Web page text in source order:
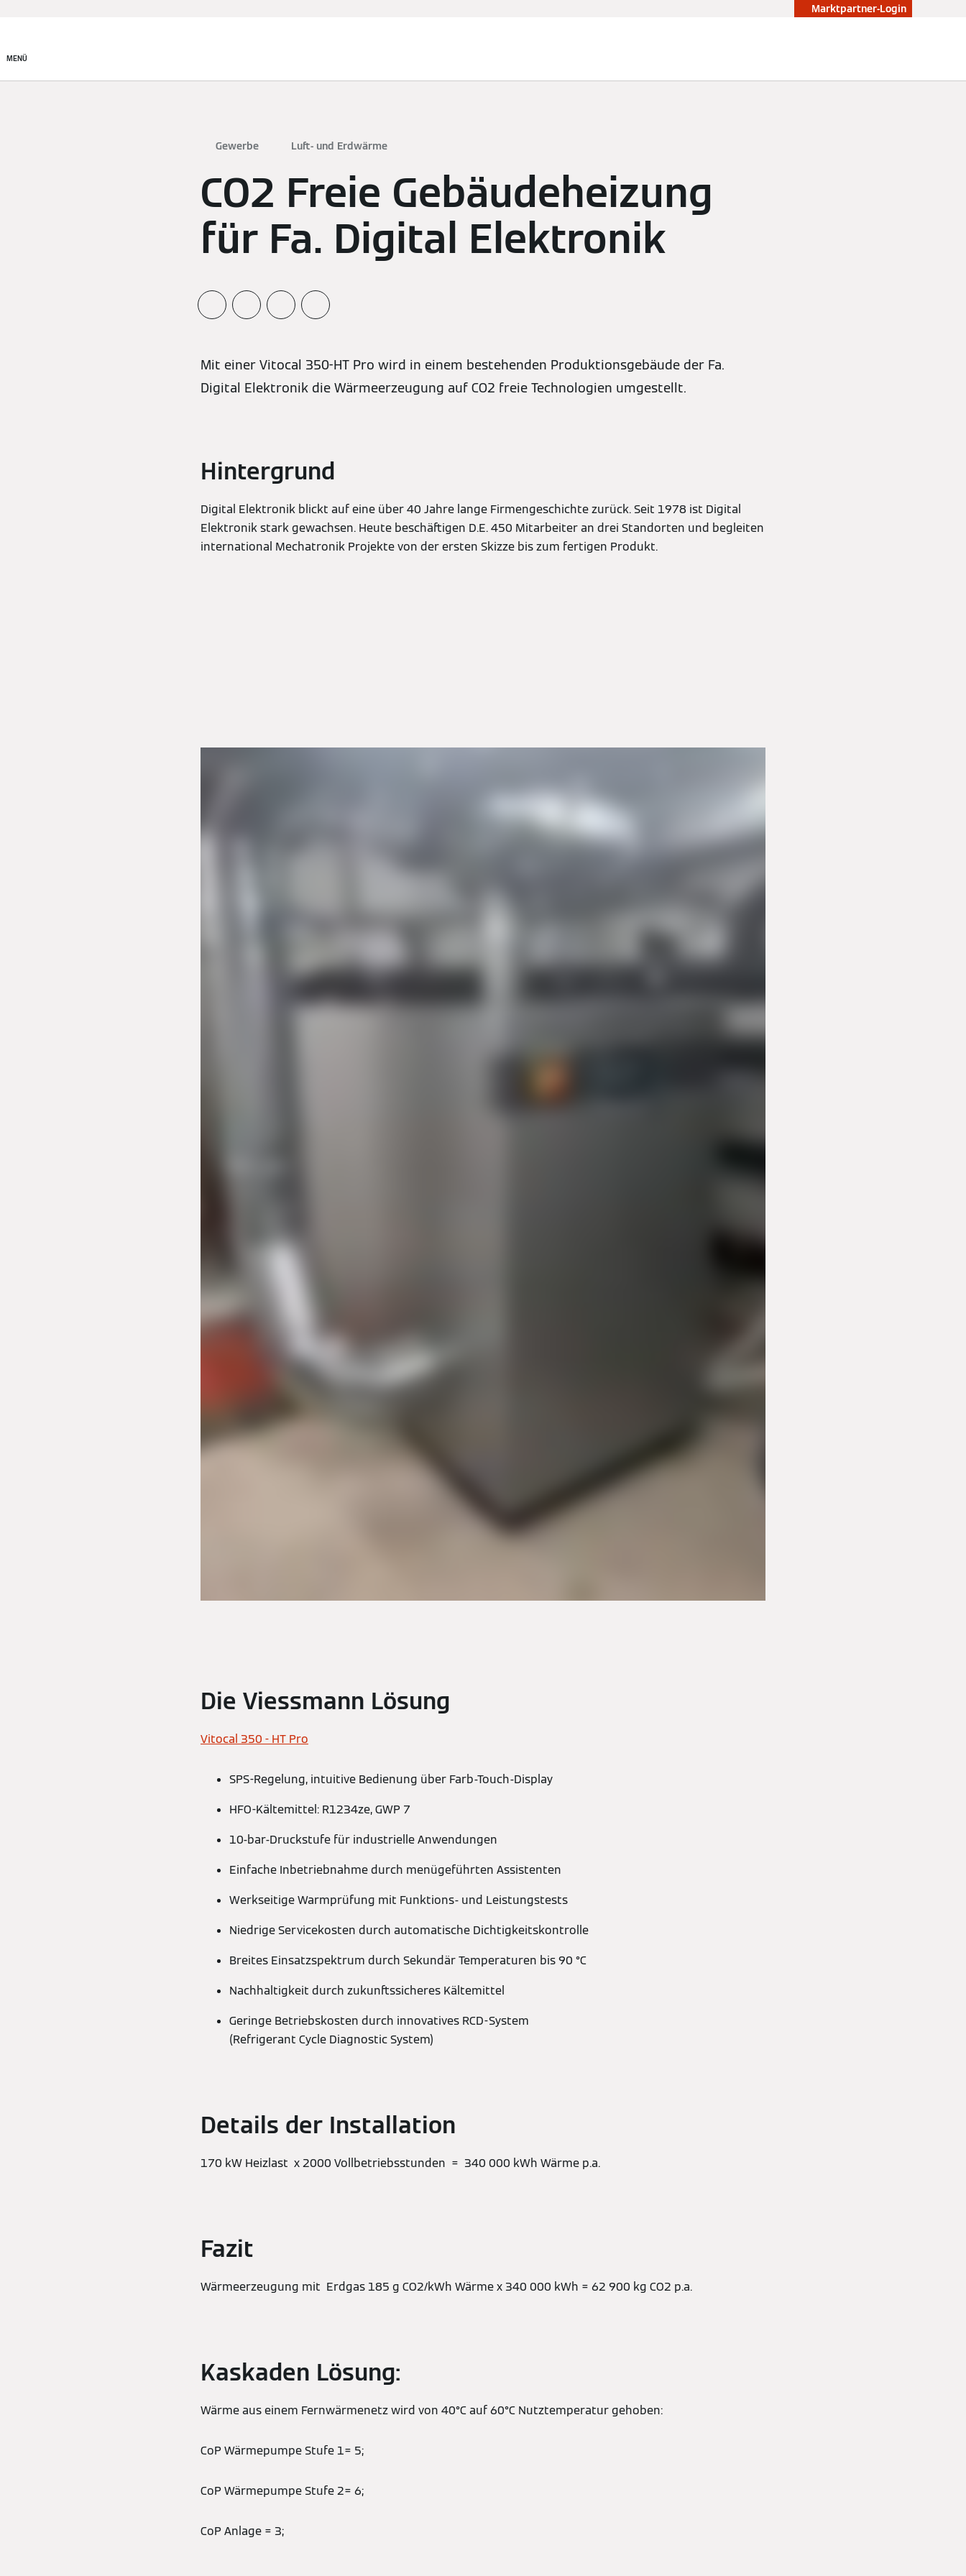
Marktpartner-Login
MENÜ
Gewerbe Luft- und Erdwärme
CO2 Freie Gebäudeheizung
für Fa. Digital Elektronik
Mit einer Vitocal 350-HT Pro wird in einem bestehenden Produktionsgebäude der Fa.
Digital Elektronik die Wärmeerzeugung auf CO2 freie Technologien umgestellt.
Hintergrund
Digital Elektronik blickt auf eine über 40 Jahre lange Firmengeschichte zurück. Seit 1978 ist Digital
Elektronik stark gewachsen. Heute beschäftigen D.E. 450 Mitarbeiter an drei Standorten und begleiten
international Mechatronik Projekte von der ersten Skizze bis zum fertigen Produkt.
Die Viessmann Lösung
Vitocal 350 - HT Pro
SPS-Regelung, intuitive Bedienung über Farb-Touch-Display
HFO-Kältemittel: R1234ze, GWP 7
10-bar-Druckstufe für industrielle Anwendungen
Einfache Inbetriebnahme durch menügeführten Assistenten
Werkseitige Warmprüfung mit Funktions- und Leistungstests
Niedrige Servicekosten durch automatische Dichtigkeitskontrolle
Breites Einsatzspektrum durch Sekundär Temperaturen bis 90 °C
Nachhaltigkeit durch zukunftssicheres Kältemittel
Geringe Betriebskosten durch innovatives RCD-System
(Refrigerant Cycle Diagnostic System)
Details der Installation
170 kW Heizlast x 2000 Vollbetriebsstunden = 340 000 kWh Wärme p.a.
Fazit
Wärmeerzeugung mit Erdgas 185 g CO2/kWh Wärme x 340 000 kWh = 62 900 kg CO2 p.a.
Kaskaden Lösung:
Wärme aus einem Fernwärmenetz wird von 40°C auf 60°C Nutztemperatur gehoben:
CoP Wärmepumpe Stufe 1= 5;
CoP Wärmepumpe Stufe 2= 6;
CoP Anlage = 3;